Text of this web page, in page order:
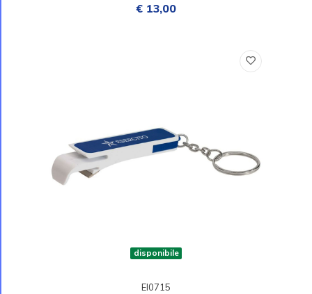
€ 13,00
disponibile
EI0715